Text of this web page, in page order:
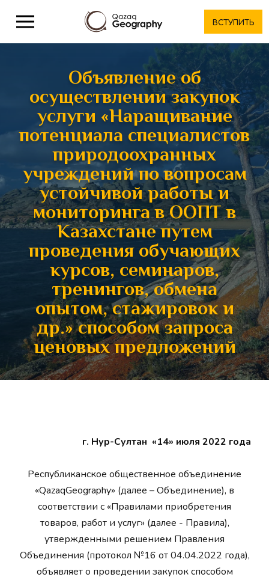
ВСТУПИТЬ
Объявление об
осуществлении закупок
услуги «Наращивание
потенциала специалистов
природоохранных
учреждений по вопросам
устойчивой работы и
мониторинга в ООПТ в
Казахстане путем
проведения обучающих
курсов, семинаров,
тренингов, обмена
опытом, стажировок и
др.» способом запроса
ценовых предложений
г. Нур-Султан «14» июля 2022 года
Республиканское общественное объединение
«QazaqGeography» (далее – Объединение), в
соответствии с «Правилами приобретения
товаров, работ и услуг» (далее - Правила),
утвержденными решением Правления
Объединения (протокол №16 от 04.04.2022 года),
объявляет о проведении закупок способом